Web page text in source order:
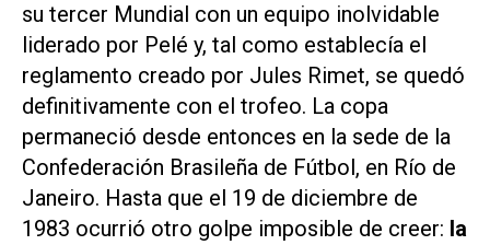
su tercer Mundial con un equipo inolvidable
liderado por Pelé y, tal como establecía el
reglamento creado por Jules Rimet, se quedó
definitivamente con el trofeo. La copa
permaneció desde entonces en la sede de la
Confederación Brasileña de Fútbol, en Río de
Janeiro. Hasta que el 19 de diciembre de
1983 ocurrió otro golpe imposible de creer: la